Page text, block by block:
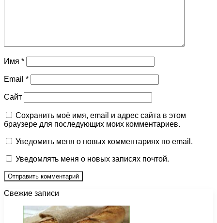
Имя *
Email *
Сайт
Сохранить моё имя, email и адрес сайта в этом
браузере для последующих моих комментариев.
Уведомить меня о новых комментариях по email.
Уведомлять меня о новых записях почтой.
Свежие записи